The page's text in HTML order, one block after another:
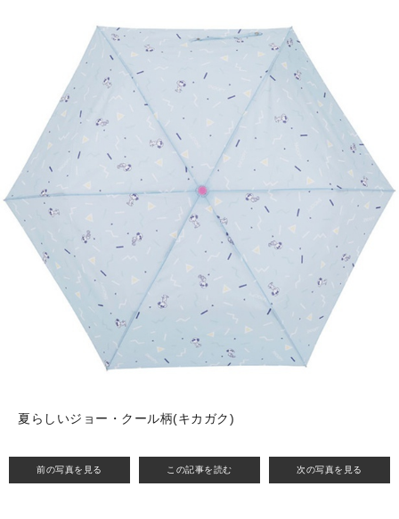
前の写真を見る この記事を読む 次の写真を見る
夏らしいジョー・クール柄(キカガク)